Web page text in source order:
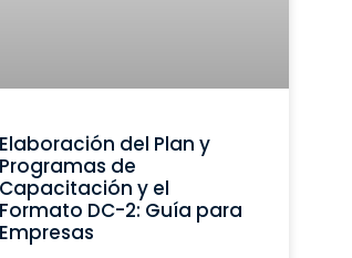
Elaboración del Plan y
Programas de
Capacitación y el
Formato DC-2: Guía para
Empresas